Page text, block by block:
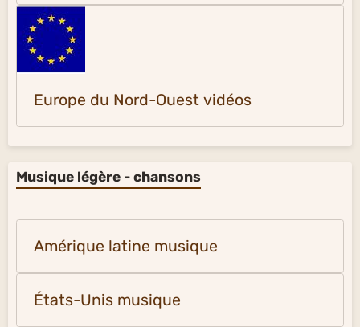
Europe du Nord-Ouest vidéos
Musique légère - chansons
Amérique latine musique
États-Unis musique